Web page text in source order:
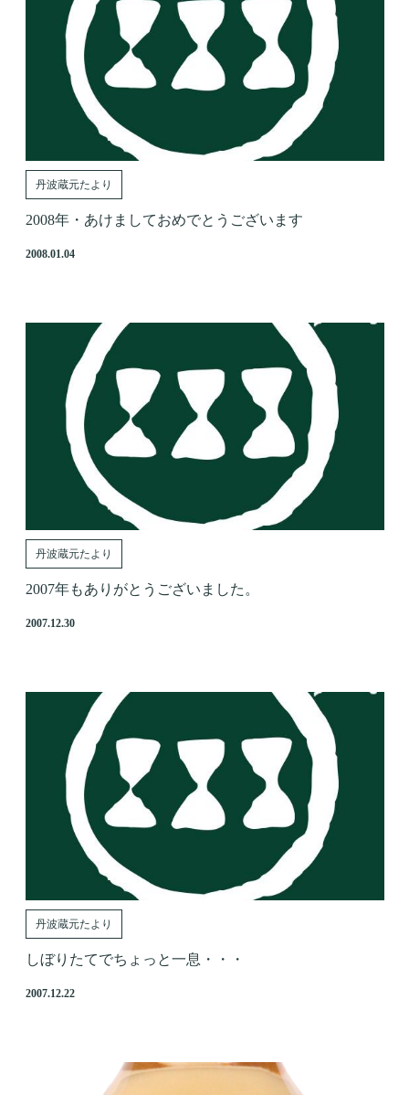
丹波蔵元たより
2008年・あけましておめでとうございます
2008.01.04
丹波蔵元たより
2007年もありがとうございました。
2007.12.30
丹波蔵元たより
しぼりたてでちょっと一息・・・
2007.12.22